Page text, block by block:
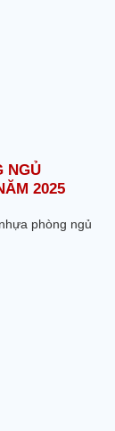
NGỦ
2025
phòng ngủ